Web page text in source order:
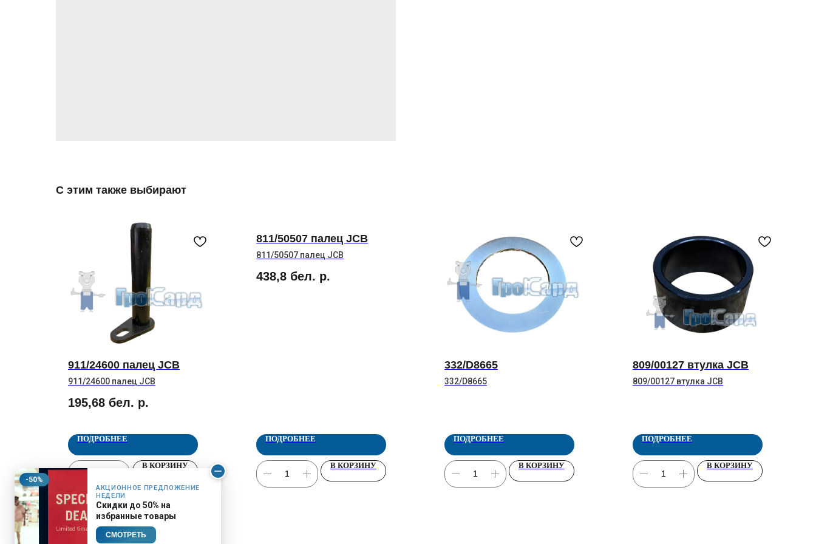
-50%
АКЦИОННОЕ ПРЕДЛОЖЕНИЕ
НЕДЕЛИ
Скидки до 50% на
избранные товары
СМОТРЕТЬ
С этим также выбирают
911/24600 палец JCB
911/24600 палец JCB
195,68 бел. р.
ПОДРОБНЕЕ
В КОРЗИНУ
811/50507 палец JCB
811/50507 палец JCB
438,8 бел. р.
ПОДРОБНЕЕ
В КОРЗИНУ
332/D8665
332/D8665
ПОДРОБНЕЕ
В КОРЗИНУ
809/00127 втулка JCB
809/00127 втулка JCB
ПОДРОБНЕЕ
В КОРЗИНУ